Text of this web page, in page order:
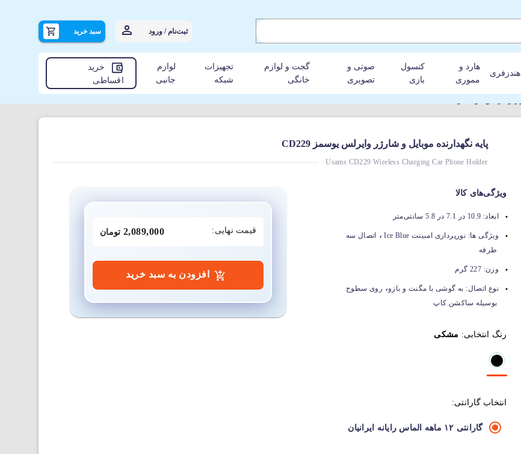
ثبت‌نام / ورود سبد خرید
هندزفری
هارد و
مموری
کنسول
بازی
صوتی و
تصویری
گجت و لوازم
خانگی
تجهیزات
شبکه
لوازم
جانبی
خرید
اقساطی
پایه نگهدارنده موبایل و شارژر وایرلس یوسمز CD229
Usams CD229 Wireless Charging Car Phone Holder
ویژگی‌های کالا
ابعاد: 10.9 در 7.1 در 5.8 سانتی‌متر
ویژگی ها: نورپردازی امبینت Ice Blue ،
اتصال سه
طرفه
وزن: 227 گرم
نوع اتصال: به گوشی با مگنت و بازو، روی سطوح
بوسیله ساکشن کاپ
رنگ انتخابی: مشکی
انتخاب گارانتی:
گارانتی ۱۲ ماهه الماس رایانه ایرانیان
قیمت نهایی: تومان
افزودن به سبد خرید